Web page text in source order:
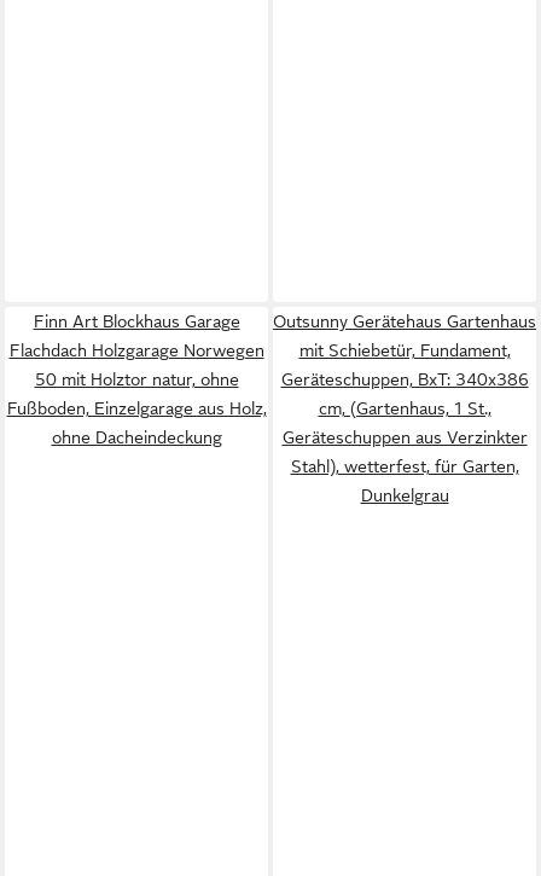
Finn Art Blockhaus Garage
Flachdach Holzgarage Norwegen
50 mit Holztor natur, ohne
Fußboden, Einzelgarage aus Holz,
ohne Dacheindeckung
Outsunny Gerätehaus Gartenhaus
mit Schiebetür, Fundament,
Geräteschuppen, BxT: 340x386
cm, (Gartenhaus, 1 St.,
Geräteschuppen aus Verzinkter
Stahl), wetterfest, für Garten,
Dunkelgrau